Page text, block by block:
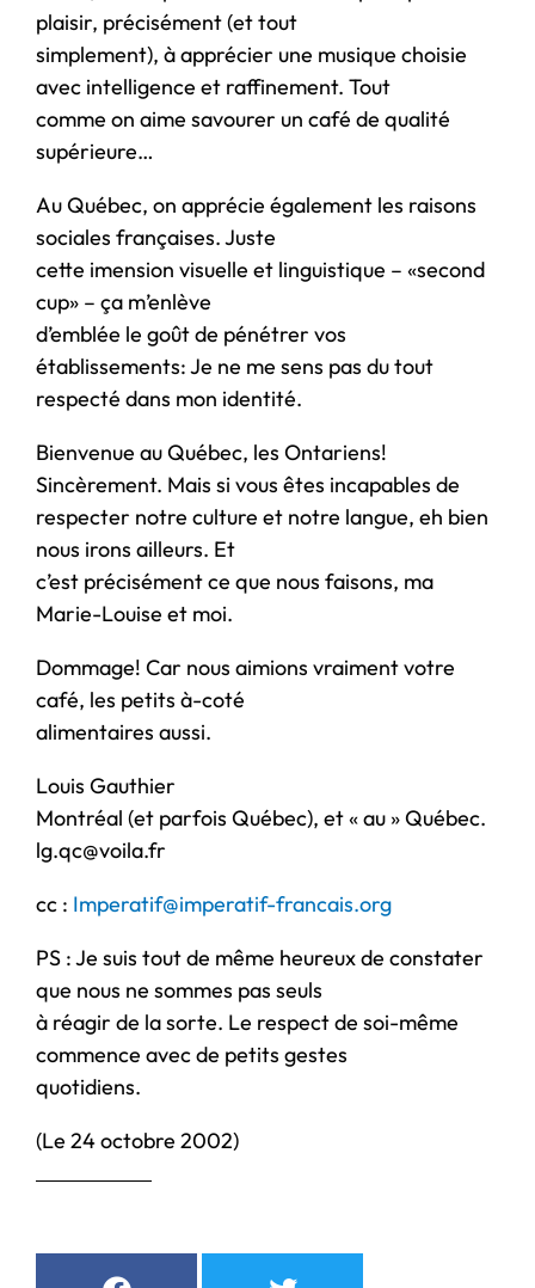
plaisir, précisément (et tout
simplement), à apprécier une musique choisie
avec intelligence et raffinement. Tout
comme on aime savourer un café de qualité
supérieure…
Au Québec, on apprécie également les raisons
sociales françaises. Juste
cette imension visuelle et linguistique – «second
cup» – ça m’enlève
d’emblée le goût de pénétrer vos
établissements: Je ne me sens pas du tout
respecté dans mon identité.
Bienvenue au Québec, les Ontariens!
Sincèrement. Mais si vous êtes incapables de
respecter notre culture et notre langue, eh bien
nous irons ailleurs. Et
c’est précisément ce que nous faisons, ma
Marie-Louise et moi.
Dommage! Car nous aimions vraiment votre
café, les petits à-coté
alimentaires aussi.
Louis Gauthier
Montréal (et parfois Québec), et « au » Québec.
lg.qc@voila.fr
cc : Imperatif@imperatif-francais.org
PS : Je suis tout de même heureux de constater
que nous ne sommes pas seuls
à réagir de la sorte. Le respect de soi-même
commence avec de petits gestes
quotidiens.
(Le 24 octobre 2002)